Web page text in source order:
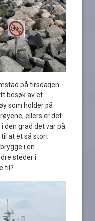
på tirsdagen.
besøk av et
som holder på
ellers er det
den grad det var på
til at et så stort
i en
steder i
til?